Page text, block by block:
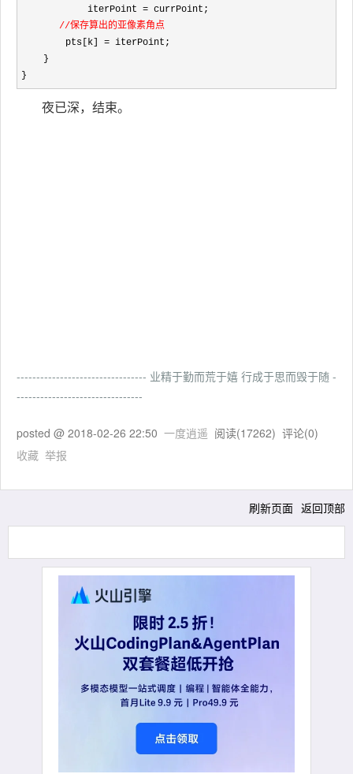
            iterPoint
= currPoint;
//保存算出的亚像素角点
        pts[k]
= iterPoint;
}
夜已深，结束。
--------------------------------- 业精于勤而荒于嬉 行成于思而毁于随 -
--------------------------------
posted @ 2018-02-26 22:50 一度逍遥 阅读(17262) 评论(0)
收藏 举报
刷新页面 返回顶部